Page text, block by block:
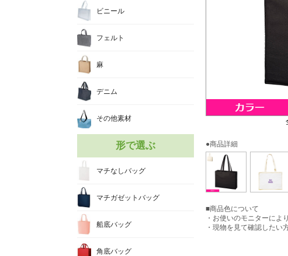
●商品詳細
■商品色について
・お使いのモニターによ
・現物を見て確認したい
ビニール
フェルト
麻
デニム
その他素材
形で選ぶ
マチなしバッグ
マチガゼットバッグ
船底バッグ
角底バッグ